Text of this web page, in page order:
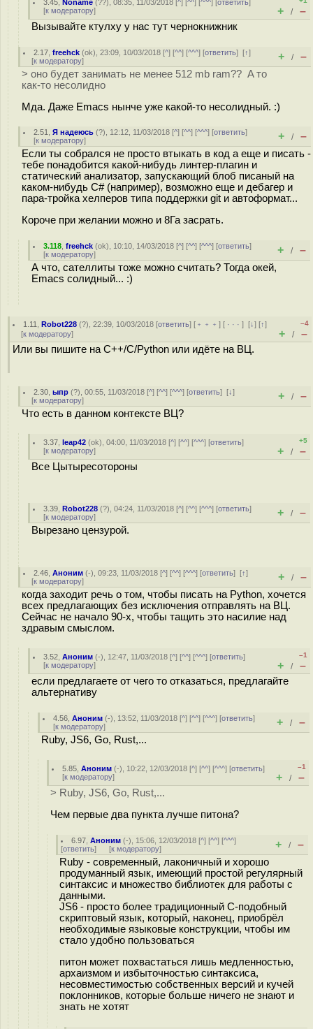
3.45 Noname (??), 08:35, 11/03/2018 [^ ] [^^ ] [^^^ ] [ответить
[к модератору] + / –
Вызывайте ктулху у нас тут чернокнижник
2.17 ,freehck (ok), 23:09, 10/03/2018 [^] [^^] [^^^] [ответить][↑]
[к модератору] + / –
> оно будет занимать не менее 512 mb ram?? A то
как-то несолидно
Мда. Даже Emacs нынче уже какой-то несолидный. :)
2.51 ,Я надеюсь (?), 12:12, 11/03/2018 [^] [^^] [^^^] [ответить]
[к модератору] + / –
Если ты собрался не просто втыкать в код а еще и писать -
тебе понадобится какой-нибудь линтер-плагин и
статический анализатор, запускающий блоб писаный на
каком-нибудь С# (например), возможно еще и дебагер и
пара-тройка хелперов типа поддержки git и автоформат...
Короче при желании можно и 8Га засрать.
3.118 ,freehck (ok), 10:10, 14/03/2018 [^] [^^] [^^^] [ответить]
[к модератору] + / –
А что, сателлиты тоже можно считать? Тогда окей,
Emacs солидный... :)
1.11 ,Robot228 (?), 22:39, 10/03/2018 [ответить] [ ﹢﹢﹢] [ · · ·][↓] [↑]
[к модератору]
–4
+ / –
Или вы пишите на C++/C/Python или идёте на ВЦ.
2.30 ,ыпр (?), 00:55, 11/03/2018 [^] [^^] [^^^] [ответить][↓]
[к модератору] + / –
Что есть в данном контексте ВЦ?
3.37 ,leap42 (ok), 04:00, 11/03/2018 [^] [^^] [^^^] [ответить]
[к модератору]
+5
+ / –
Все Цытыресотороны
3.39 ,Robot228 (?), 04:24, 11/03/2018 [^] [^^] [^^^] [ответить]
[к модератору] + / –
Вырезано цензурой.
2.46 ,Аноним (-), 09:23, 11/03/2018 [^] [^^] [^^^] [ответить][↑]
[к модератору] + / –
когда заходит речь о том, чтобы писать на Python, хочется
всех предлагающих без исключения отправлять на ВЦ.
Сейчас не начало 90-х, чтобы тащить это насилие над
здравым смыслом.
3.52 ,Аноним (-), 12:47, 11/03/2018 [^] [^^] [^^^] [ответить]
[к модератору]
–1
+ / –
если предлагаете от чего то отказаться, предлагайте
альтернативу
4.56 ,Аноним (-), 13:52, 11/03/2018 [^] [^^] [^^^] [ответить]
[к модератору] + / –
Ruby, JS6, Go, Rust,...
5.85 ,Аноним (-), 10:22, 12/03/2018 [^] [^^] [^^^] [ответить]
[к модератору]
–1
+ / –
> Ruby, JS6, Go, Rust,...
Чем первые два пункта лучше питона?
6.97 ,Аноним (-), 15:06, 12/03/2018 [^] [^^] [^^^]
[ответить] [к модератору] + / –
Ruby - современный, лаконичный и хорошо
продуманный язык, имеющий простой регулярный
синтаксис и множество библиотек для работы с
данными.
JS6 - просто более традиционный С-подобный
скриптовый язык, который, наконец, приобрёл
необходимые языковые конструкции, чтобы им
стало удобно пользоваться
питон может похвастаться лишь медленностью,
архаизмом и избыточностью синтаксиса,
несовместимостью собственных версий и кучей
поклонников, которые больше ничего не знают и
знать не хотят